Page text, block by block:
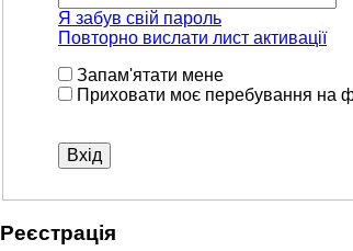
Я забув свій пароль
Повторно вислати лист активації
Запам'ятати мене
Приховати моє перебування на
Реєстрація